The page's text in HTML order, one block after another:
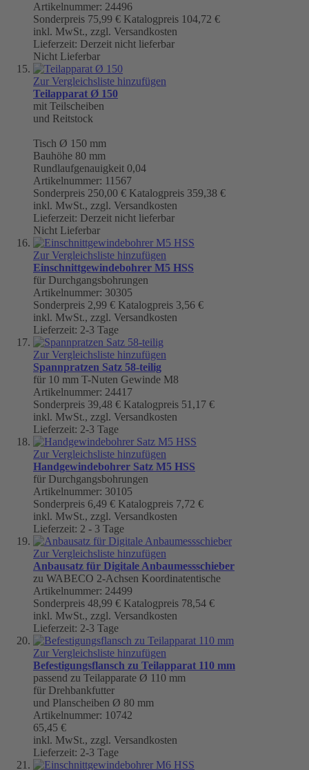
Artikelnummer: 24496
Sonderpreis 75,99 € Katalogpreis 104,72 €
inkl. MwSt., zzgl. Versandkosten
Lieferzeit: Derzeit nicht lieferbar
Nicht Lieferbar
Zur Vergleichsliste hinzufügen
Teilapparat Ø 150
mit Teilscheiben
und Reitstock
Tisch Ø 150 mm
Bauhöhe 80 mm
Rundlaufgenauigkeit 0,04
Artikelnummer: 11567
Sonderpreis 250,00 € Katalogpreis 359,38 €
inkl. MwSt., zzgl. Versandkosten
Lieferzeit: Derzeit nicht lieferbar
Nicht Lieferbar
Zur Vergleichsliste hinzufügen
Einschnittgewindebohrer M5 HSS
für Durchgangsbohrungen
Artikelnummer: 30305
Sonderpreis 2,99 € Katalogpreis 3,56 €
inkl. MwSt., zzgl. Versandkosten
Lieferzeit: 2-3 Tage
Zur Vergleichsliste hinzufügen
Spannpratzen Satz 58-teilig
für 10 mm T-Nuten Gewinde M8
Artikelnummer: 24417
Sonderpreis 39,48 € Katalogpreis 51,17 €
inkl. MwSt., zzgl. Versandkosten
Lieferzeit: 2-3 Tage
Zur Vergleichsliste hinzufügen
Handgewindebohrer Satz M5 HSS
für Durchgangsbohrungen
Artikelnummer: 30105
Sonderpreis 6,49 € Katalogpreis 7,72 €
inkl. MwSt., zzgl. Versandkosten
Lieferzeit: 2 - 3 Tage
Zur Vergleichsliste hinzufügen
Anbausatz für Digitale Anbaumessschieber
zu WABECO 2-Achsen Koordinatentische
Artikelnummer: 24499
Sonderpreis 48,99 € Katalogpreis 78,54 €
inkl. MwSt., zzgl. Versandkosten
Lieferzeit: 2-3 Tage
Zur Vergleichsliste hinzufügen
Befestigungsflansch zu Teilapparat 110 mm
passend zu Teilapparate Ø 110 mm
für Drehbankfutter
und Planscheiben Ø 80 mm
Artikelnummer: 10742
65,45 €
inkl. MwSt., zzgl. Versandkosten
Lieferzeit: 2-3 Tage